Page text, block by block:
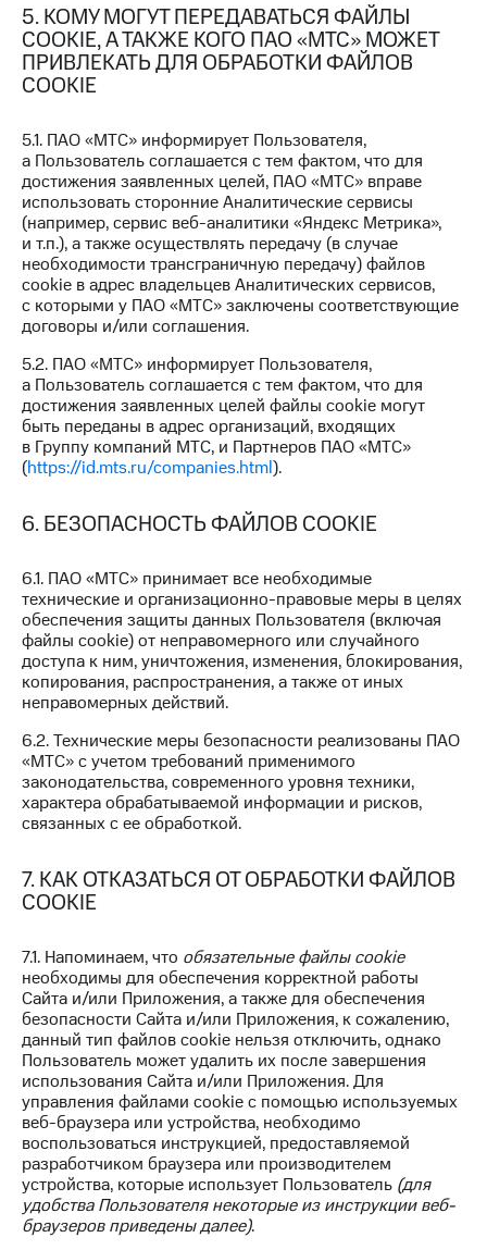
Планшеты
Акции
и
скидки
Все
товары
5. КОМУ МОГУТ ПЕРЕДАВАТЬСЯ ФАЙЛЫ
COOKIE, А ТАКЖЕ КОГО ПАО «МТС» МОЖЕТ
ПРИВЛЕКАТЬ ДЛЯ ОБРАБОТКИ ФАЙЛОВ
COOKIE
5.1. ПАО «МТС» информирует Пользователя,
а Пользователь соглашается с тем фактом, что для
достижения заявленных целей, ПАО «МТС» вправе
использовать сторонние Аналитические сервисы
(например, сервис веб-аналитики «Яндекс Метрика»,
и т.п.), а также осуществлять передачу (в случае
необходимости трансграничную передачу) файлов
cookie в адрес владельцев Аналитических сервисов,
с которыми у ПАО «МТС» заключены соответствующие
договоры и/или соглашения.
5.2. ПАО «МТС» информирует Пользователя,
а Пользователь соглашается с тем фактом, что для
достижения заявленных целей файлы cookie могут
быть переданы в адрес организаций, входящих
в Группу компаний МТС, и Партнеров ПАО «МТС»
(https://id.mts.ru/companies.html).
6. БЕЗОПАСНОСТЬ ФАЙЛОВ COOKIE
6.1. ПАО «МТС» принимает все необходимые
технические и организационно-правовые меры в целях
обеспечения защиты данных Пользователя (включая
файлы cookie) от неправомерного или случайного
доступа к ним, уничтожения, изменения, блокирования,
копирования, распространения, а также от иных
неправомерных действий.
6.2. Технические меры безопасности реализованы ПАО
«МТС» с учетом требований применимого
законодательства, современного уровня техники,
характера обрабатываемой информации и рисков,
связанных с ее обработкой.
7. КАК ОТКАЗАТЬСЯ ОТ ОБРАБОТКИ ФАЙЛОВ
COOKIE
7.1. Напоминаем, что обязательные файлы cookie
необходимы для обеспечения корректной работы
Сайта и/или Приложения, а также для обеспечения
безопасности Сайта и/или Приложения, к сожалению,
данный тип файлов cookie нельзя отключить, однако
Пользователь может удалить их после завершения
использования Сайта и/или Приложения. Для
управления файлами cookie с помощью используемых
веб-браузера или устройства, необходимо
воспользоваться инструкцией, предоставляемой
разработчиком браузера или производителем
устройства, которые использует Пользователь (для
удобства Пользователя некоторые из инструкции веб-
браузеров приведены далее).